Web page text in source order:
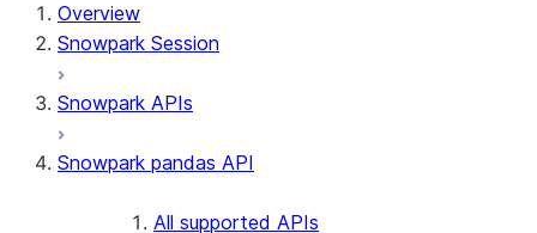
Overview
Snowpark Session
Snowpark APIs
Snowpark pandas API
All supported APIs